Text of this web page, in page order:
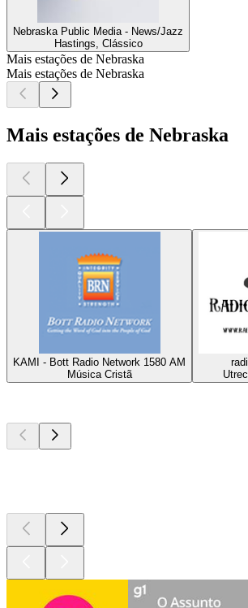
Nebraska Public Media - News/Jazz
Hastings, Clássico
Mais estações de Nebraska
Mais estações de Nebraska
Mais estações de Nebraska
KAMI - Bott Radio Network 1580 AM
Música Cristã